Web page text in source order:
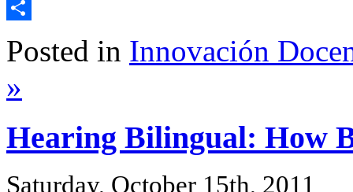
Email
Posted in Innovación
»
Hearing Bilingual: How
Saturday, October 15th, 2011